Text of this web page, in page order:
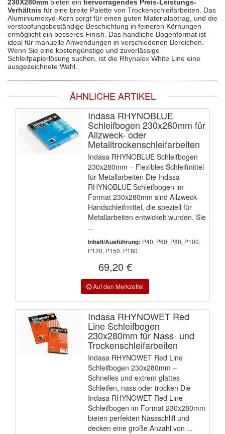
230X280mm bieten ein hervorragendes Preis-Leistungs-
Verhältnis für eine breite Palette von Trockenschleifarbeiten. Das
Aluminiumoxyd-Korn sorgt für einen guten Materialabtrag, und die
verstopfungsbeständige Beschichtung in feineren Körnungen
ermöglicht ein besseres Finish. Das handliche Bogenformat ist
ideal für manuelle Anwendungen in verschiedenen Bereichen.
Wenn Sie eine kostengünstige und zuverlässige
Schleifpapierlösung suchen, ist die Rhynalox White Line eine
ausgezeichnete Wahl.
ÄHNLICHE ARTIKEL
Indasa RHYNOBLUE
Schleifbogen 230x280mm für
Allzweck- oder
Metalltrockenschleifarbeiten
Indasa RHYNOBLUE Schleifbogen
230x280mm – Flexibles Schleifmittel
für Metallarbeiten Die Indasa
RHYNOBLUE Schleifbogen im
Format 230x280mm sind Allzweck-
Handschleifmittel, die speziell für
Metallarbeiten entwickelt wurden. Sie
...
Inhalt/Ausführung: P40, P60, P80, P100,
P120, P150, P180
69,20 €
Indasa RHYNOWET Red
Line Schleifbogen
230x280mm für Nass- und
Trockenschleifarbeiten
Indasa RHYNOWET Red Line
Schleifbogen 230x280mm –
Schnelles und extrem glattes
Schleifen, nass oder trocken Die
Indasa RHYNOWET Red Line
Schleifbogen im Format 230x280mm
bieten perfekten Nassschliff und
decken eine große Anzahl von ...